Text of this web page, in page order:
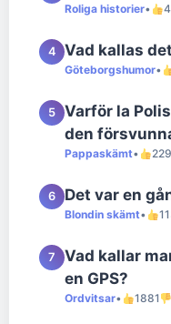
Roliga historier•
4 Vad kallas
Göteborgshumor•
5
Varför la
den
Pappaskämt•
6 Det var en
Blondin skämt•
7
Vad kallar
en GPS?
Ordvitsar• 1881